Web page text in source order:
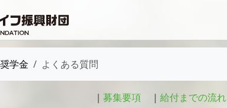
学金 よくある質問
募集要項 給付までの流れ